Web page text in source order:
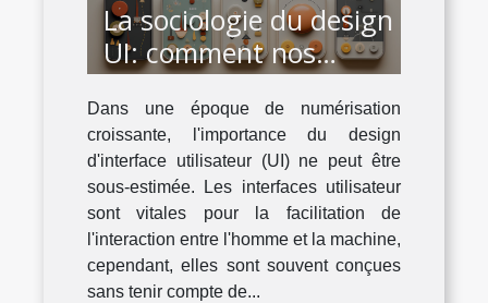
La sociologie du design
UI: comment nos
interactions sociales
influencent le design
Dans une époque de numérisation
croissante, l'importance du design
d'interface utilisateur (UI) ne peut être
sous-estimée. Les interfaces utilisateur
sont vitales pour la facilitation de
l'interaction entre l'homme et la machine,
cependant, elles sont souvent conçues
sans tenir compte de...